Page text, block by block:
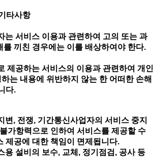
타사항
서비스 이용과 관련하여 고의 또는 과
를 끼친 경우에는 이를 배상하여야 한다.
제공하는 서비스의 이용과 관련하여 개인
는 내용에 위반하지 않는 한 어떠한 손해
다.
, 전쟁, 기간통신사업자의 서비스 중지
가항력으로 인하여 서비스를 제공할 수
제공에 대한 책임이 면제됩니다.
설비의 보수, 교체, 정기점검, 공사 등